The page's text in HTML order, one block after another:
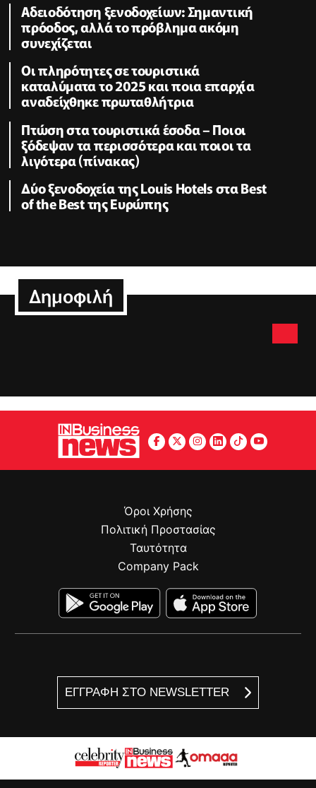
Αδειοδότηση ξενοδοχείων: Σημαντική
πρόοδος, αλλά το πρόβλημα ακόμη
συνεχίζεται
Οι πληρότητες σε τουριστικά
καταλύματα το 2025 και ποια επαρχία
αναδείχθηκε πρωταθλήτρια
Πτώση στα τουριστικά έσοδα – Ποιοι
ξόδεψαν τα περισσότερα και ποιοι τα
λιγότερα (πίνακας)
Δύο ξενοδοχεία της Louis Hotels στα Best
of the Best της Ευρώπης
Δημοφιλή
ΕΓΓΡΑΦΗ ΣΤΟ NEWSLETTER
Όροι Χρήσης
Πολιτική Προστασίας
Ταυτότητα
Company Pack